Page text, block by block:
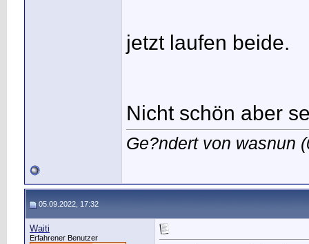
jetzt laufen beide.
Nicht schön aber
Ge?ndert von wasnun
05.09.2022, 17:32
Waiti
Erfahrener Benutzer